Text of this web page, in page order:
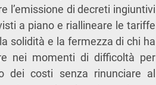
l’emissione di decreti ingiuntivi
a piano e riallineare le tariffe
solidità e la fermezza di chi ha
nei momenti di difficoltà per
dei costi senza rinunciare al